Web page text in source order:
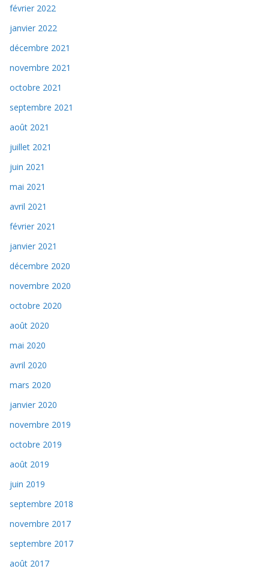
février 2022
janvier 2022
décembre 2021
novembre 2021
octobre 2021
septembre 2021
août 2021
juillet 2021
juin 2021
mai 2021
avril 2021
février 2021
janvier 2021
décembre 2020
novembre 2020
octobre 2020
août 2020
mai 2020
avril 2020
mars 2020
janvier 2020
novembre 2019
octobre 2019
août 2019
juin 2019
septembre 2018
novembre 2017
septembre 2017
août 2017